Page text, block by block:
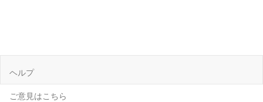
ヘルプ
ご意見はこちら